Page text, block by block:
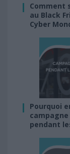
Comment
au Black
Cyber
Pourquoi
campagne
pendant